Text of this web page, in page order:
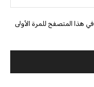
هذا المتصفح للمرة الأولى